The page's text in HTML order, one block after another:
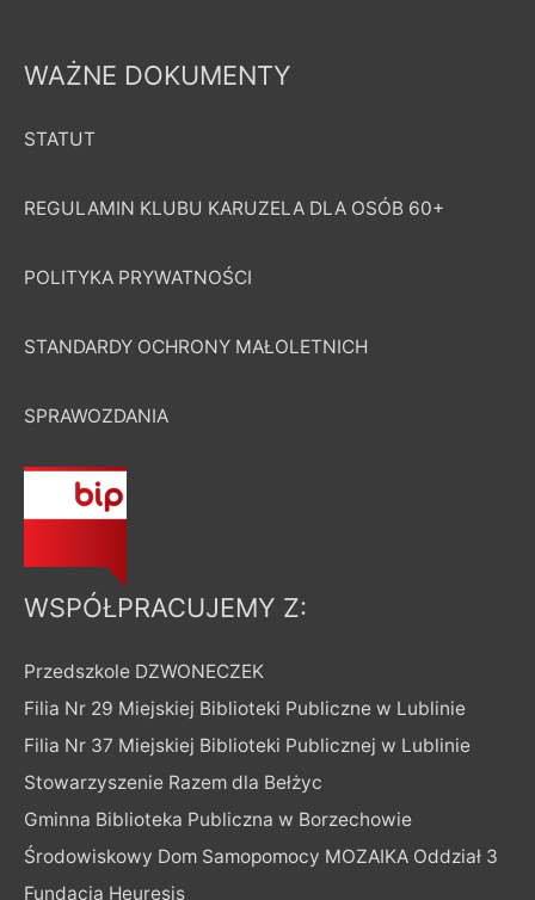
WAŻNE DOKUMENTY
STATUT
REGULAMIN KLUBU KARUZELA DLA OSÓB 60+
POLITYKA PRYWATNOŚCI
STANDARDY OCHRONY MAŁOLETNICH
SPRAWOZDANIA
WSPÓŁPRACUJEMY Z:
Przedszkole DZWONECZEK
Filia Nr 29 Miejskiej Biblioteki Publiczne w Lublinie
Filia Nr 37 Miejskiej Biblioteki Publicznej w Lublinie
Stowarzyszenie Razem dla Bełżyc
Gminna Biblioteka Publiczna w Borzechowie
Środowiskowy Dom Samopomocy MOZAIKA Oddział 3
Fundacja Heuresis